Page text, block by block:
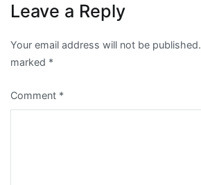
Leave a Reply
Your email address will not be published.
marked *
Comment *